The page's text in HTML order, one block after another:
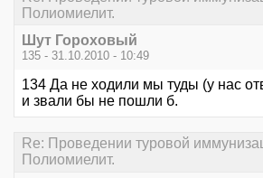
Полиомиелит.
Шут Гороховый
135 - 31.10.2010 - 10:49
134 Да не ходили мы туды (у нас
и звали бы не пошли б.
Re: Проведении туровой
Полиомиелит.